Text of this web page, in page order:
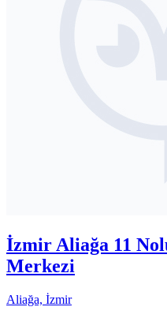
İzmir Aliağa 11
Merkezi
Aliağa, İzmir